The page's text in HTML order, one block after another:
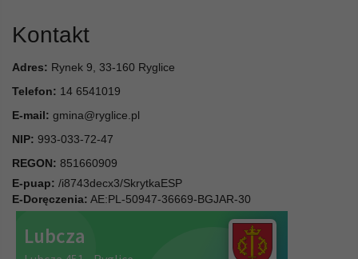
Kontakt
Adres: Rynek 9, 33-160 Ryglice
Telefon: 14 6541019
E-mail: gmina@ryglice.pl
NIP: 993-033-72-47
REGON: 851660909
E-puap: /i8743decx3/SkrytkaESP
E-Doręczenia: AE:PL-50947-36669-BGJAR-30